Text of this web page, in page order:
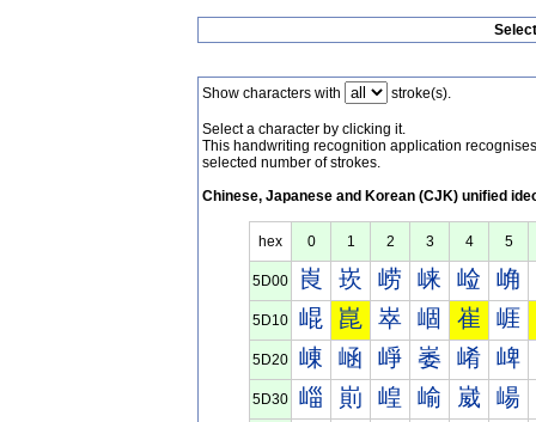
Show characters with stroke(s).
Select a character by clicking it.
This handwriting recognition application
selected number of strokes.
Chinese, Japanese and Korean (CJK) unified
hex 0 1 2 3 4 5
5D00 崀 崁 崂 崃 崄 崅
5D10 崐 崑 崒 崓 崔 崕
5D20 崠 崡 崢 崣 崤 崥
5D30 崰 崱 崲 崳 崴 崵